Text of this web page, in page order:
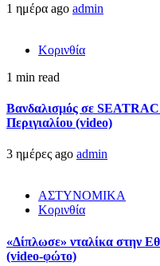
1 ημέρα ago admin
Κορινθία
1 min read
Βανδαλισμός σε
Περιγιαλίου (video)
3 ημέρες ago admin
ΑΣΤΥΝΟΜΙΚΑ
Κορινθία
«Δίπλωσε» νταλίκα στην
(video-φώτο)